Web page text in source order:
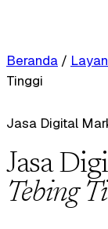
Beranda /
Tinggi
Jasa Digital
Jasa
Tebing